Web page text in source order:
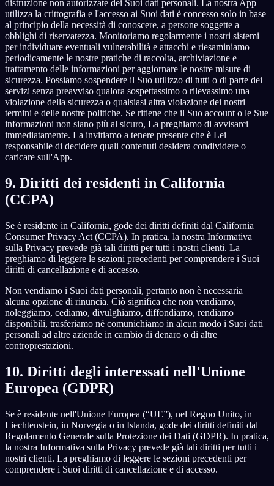
distruzione non autorizzate dei Suoi dati personali. La nostra App
utilizza la crittografia e l'accesso ai Suoi dati è concesso solo in base
al principio della necessità di conoscere, a persone soggette a
obblighi di riservatezza. Monitoriamo regolarmente i nostri sistemi
per individuare eventuali vulnerabilità e attacchi e riesaminiamo
periodicamente le nostre pratiche di raccolta, archiviazione e
trattamento delle informazioni per aggiornare le nostre misure di
sicurezza. Possiamo sospendere il Suo utilizzo di tutti o di parte dei
servizi senza preavviso qualora sospettassimo o rilevassimo una
violazione della sicurezza o qualsiasi altra violazione dei nostri
termini e delle nostre politiche. Se ritiene che il Suo account o le Sue
informazioni non siano più al sicuro, La preghiamo di avvisarci
immediatamente. La invitiamo a tenere presente che è Lei
responsabile di decidere quali contenuti desidera condividere o
caricare sull'App.
9. Diritti dei residenti in California
(CCPA)
Se è residente in California, gode dei diritti definiti dal California
Consumer Privacy Act (CCPA). In pratica, la nostra Informativa
sulla Privacy prevede già tali diritti per tutti i nostri clienti. La
preghiamo di leggere le sezioni precedenti per comprendere i Suoi
diritti di cancellazione e di accesso.
Non vendiamo i Suoi dati personali, pertanto non è necessaria
alcuna opzione di rinuncia. Ciò significa che non vendiamo,
noleggiamo, cediamo, divulghiamo, diffondiamo, rendiamo
disponibili, trasferiamo né comunichiamo in alcun modo i Suoi dati
personali ad altre aziende in cambio di denaro o di altre
controprestazioni.
10. Diritti degli interessati nell'Unione
Europea (GDPR)
Se è residente nell'Unione Europea (“UE”), nel Regno Unito, in
Liechtenstein, in Norvegia o in Islanda, gode dei diritti definiti dal
Regolamento Generale sulla Protezione dei Dati (GDPR). In pratica,
la nostra Informativa sulla Privacy prevede già tali diritti per tutti i
nostri clienti. La preghiamo di leggere le sezioni precedenti per
comprendere i Suoi diritti di cancellazione e di accesso.